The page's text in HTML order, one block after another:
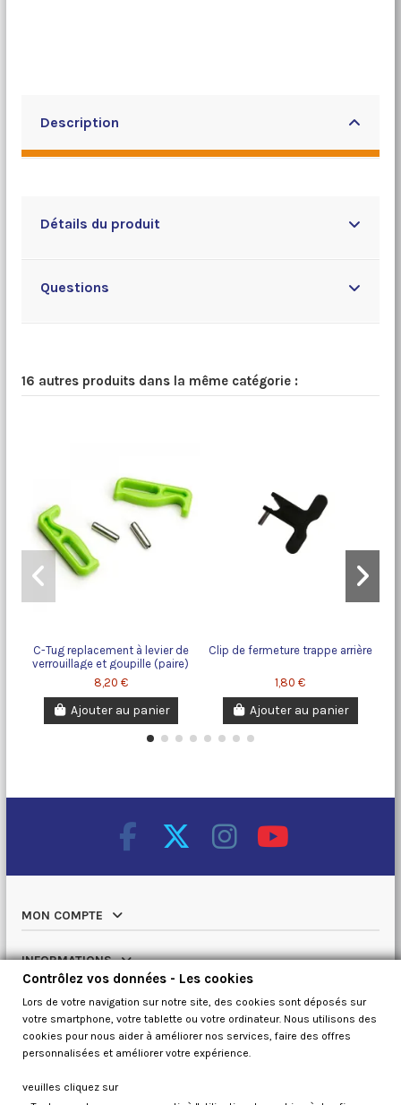
Description
Détails du produit
Questions
16 autres produits dans la même catégorie :
C-Tug replacement à levier de
verrouillage et goupille (paire)
8,20 €
Ajouter au panier
Clip de fermeture trappe arrière
1,80 €
Ajouter au panier
MON COMPTE
INFORMATIONS
NOTRE CATALOGUE
QUI SOMMES NOUS
Contrôlez vos données - Les cookies
Lors de votre navigation sur notre site, des cookies sont déposés sur
votre smartphone, votre tablette ou votre ordinateur. Nous utilisons des
cookies pour nous aider à améliorer nos services, faire des offres
personnalisées et améliorer votre expérience.
veuilles cliquez sur